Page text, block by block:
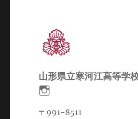
山形県立寒河江高等学
〒991-8511